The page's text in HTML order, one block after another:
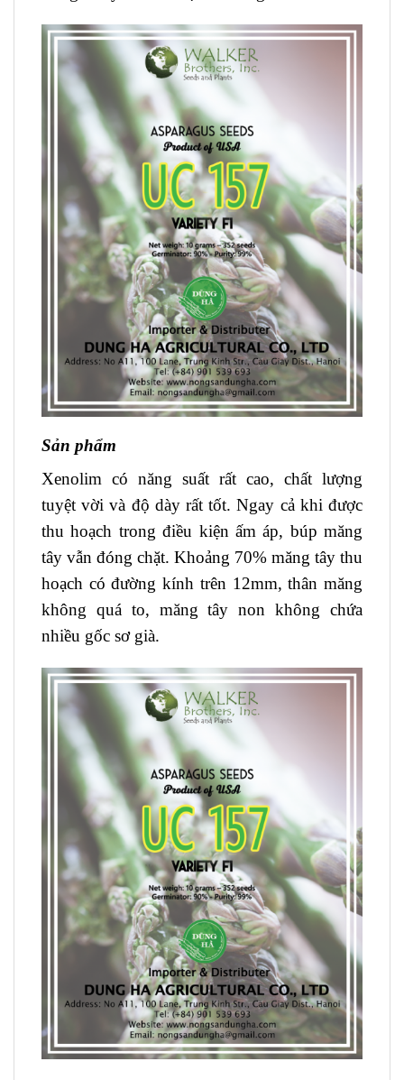
Sản phẩm
Xenolim có năng suất rất cao, chất lượng
tuyệt vời và độ dày rất tốt. Ngay cả khi được
thu hoạch trong điều kiện ấm áp, búp măng
tây vẫn đóng chặt. Khoảng 70% măng tây thu
hoạch có đường kính trên 12mm, thân măng
không quá to, măng tây non không chứa
nhiều gốc sơ già.